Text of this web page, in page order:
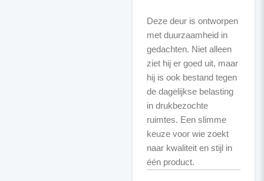
Deze deur is ontworpen
met duurzaamheid in
gedachten. Niet alleen
ziet hij er goed uit, maar
hij is ook bestand tegen
de dagelijkse belasting
in drukbezochte
ruimtes. Een slimme
keuze voor wie zoekt
naar kwaliteit en stijl in
één product.